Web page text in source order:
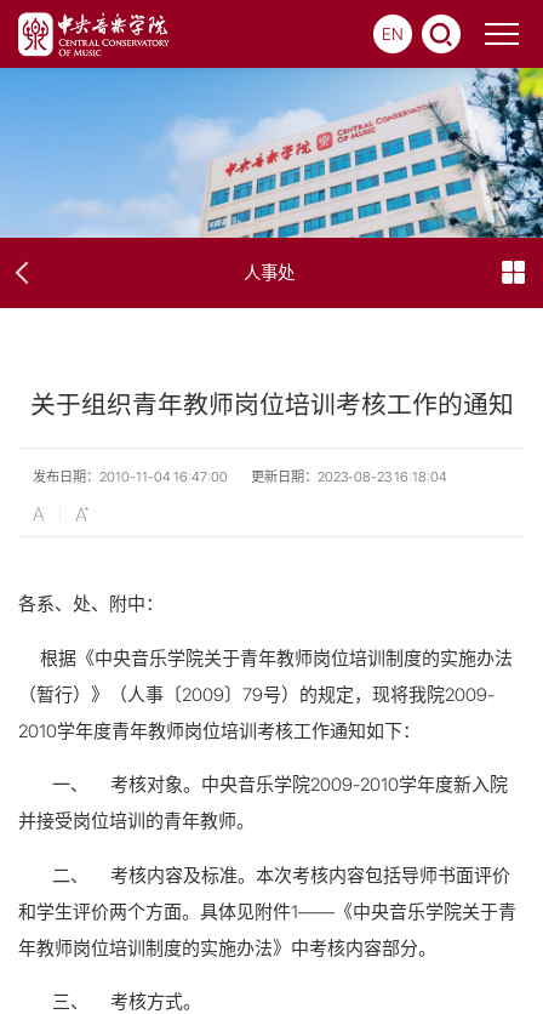
EN
人事处
关于组织青年教师岗位培训考核工作的通知
发布日期：2010-11-04 16:47:00 更新日期：2023-08-23 16:18:04
各系、处、附中：
根据《中央音乐学院关于青年教师岗位培训制度的实施办法
（暂行）》（人事〔2009〕79号）的规定，现将我院2009-
2010学年度青年教师岗位培训考核工作通知如下：
一、
考核对象。中央音乐学院2009-2010学年度新入院
并接受岗位培训的青年教师。
二、
考核内容及标准。本次考核内容包括导师书面评价
和学生评价两个方面。具体见附件1—— 《中央音乐学院关于青
年教师岗位培训制度的实施办法》中考核内容部分。
三、 考核方式。